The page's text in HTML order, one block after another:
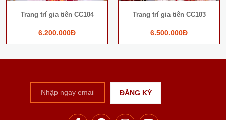
Trang trí gia tiên CC104
6.200.000Đ
Trang trí gia tiên CC103
6.500.000Đ